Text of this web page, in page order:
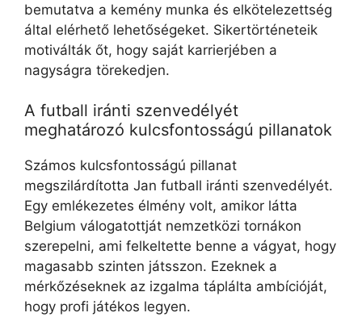
bemutatva a kemény munka és elkötelezettség
által elérhető lehetőségeket. Sikertörténeteik
motiválták őt, hogy saját karrierjében a
nagyságra törekedjen.
A futball iránti szenvedélyét
meghatározó kulcsfontosságú pillanatok
Számos kulcsfontosságú pillanat
megszilárdította Jan futball iránti szenvedélyét.
Egy emlékezetes élmény volt, amikor látta
Belgium válogatottját nemzetközi tornákon
szerepelni, ami felkeltette benne a vágyat, hogy
magasabb szinten játsszon. Ezeknek a
mérkőzéseknek az izgalma táplálta ambícióját,
hogy profi játékos legyen.